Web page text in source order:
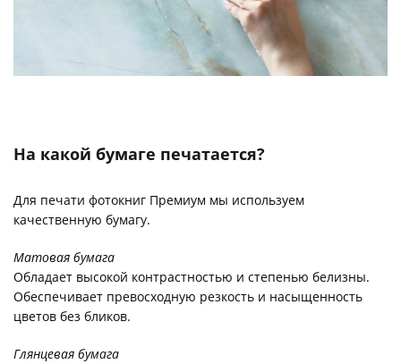
На какой бумаге печатается?
Для печати фотокниг Премиум мы используем
качественную бумагу.
Матовая бумага
Обладает высокой контрастностью и степенью белизны.
Обеспечивает превосходную резкость и насыщенность
цветов без бликов.
Глянцевая бумага